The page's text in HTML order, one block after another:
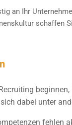
an Ihr
schaffen
dabei unter
fehlen